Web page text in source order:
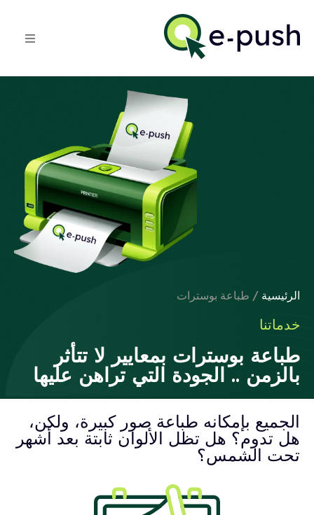
الرئيسية / طباعة بوسترات
خدماتنا
طباعة بوسترات بمعايير لا تتأثر
بالزمن .. الجودة التي تراهن عليها
الجميع بإمكانه طباعة صور كبيرة، ولكن،
هل تدوم؟ هل تظل الألوان ثابتة بعد أشهر
تحت الشمس؟